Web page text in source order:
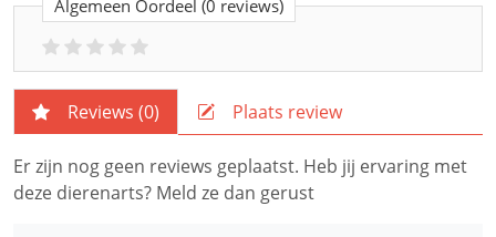
Algemeen Oordeel (0 reviews)
Reviews (0) Plaats review
Er zijn nog geen reviews geplaatst. Heb jij ervaring met
deze dierenarts? Meld ze dan gerust